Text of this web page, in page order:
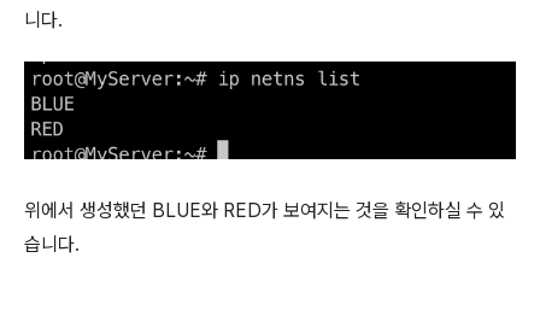
니다.
위에서 생성했던 BLUE와 RED가 보여지는 것을 확인하실 수 있
습니다.